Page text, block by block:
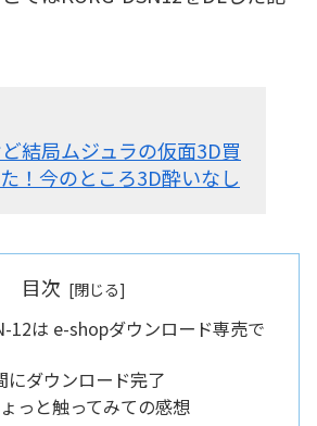
結局ムジュラの仮面3D買
！今のところ3D酔いなし
目次
12は e-shopダウンロード専売で
にダウンロード完了
っと触ってみての感想